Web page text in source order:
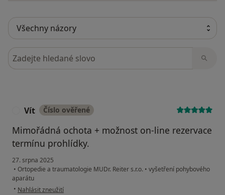
Hledejte v názorech
Vít Číslo ověřené
Mimořádná ochota + možnost on-line rezervace
termínu prohlídky.
27. srpna 2025
• Ortopedie a traumatologie MUDr. Reiter s.r.o. • vyšetření pohybového
aparátu
• podle názoru uživatele Vít
Nahlásit zneužití